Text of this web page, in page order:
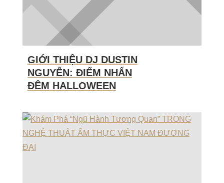
GIỚI THIỆU DJ DUSTIN
NGUYỄN: ĐIỂM NHẤN
ĐÊM HALLOWEEN